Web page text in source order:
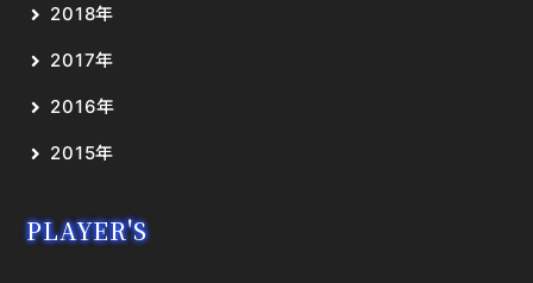
2018年
2017年
2016年
2015年
PLAYER'S